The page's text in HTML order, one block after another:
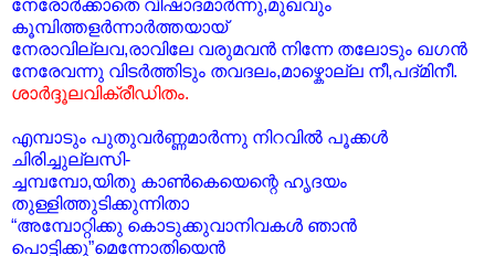
നേരോര്‍ക്കാതെ വിഷാദമാര്‍ന്നു,മുഖവും
കൂമ്പിത്തളര്‍ന്നാര്‍ത്തയായ്
നേരാവില്ലവ,രാവിലേ വരുമവന്‍ നിന്നേ തലോടും ഖഗന്‍
നേരേവന്നു വിടര്‍ത്തിടും തവദലം,മാഴ്കൊല്ല നീ,പദ്മിനീ.
ശാര്‍ദ്ദൂലവിക്രീഡിതം.
എമ്പാടും പുതുവര്‍ണ്ണമാര്‍ന്നു നിറവില്‍ പൂക്കള്‍
ചിരിച്ചുല്ലസി-
ച്ചമ്പമ്പോ,യിതു കാണ്‍കെയെന്റെ ഹൃദയം
തുള്ളിത്തുടിക്കുന്നിതാ
“അമ്പോറ്റിക്കു കൊടുക്കുവാനിവകള്‍ ഞാന്‍
പൊട്ടിക്കു”മെന്നോതിയെന്‍